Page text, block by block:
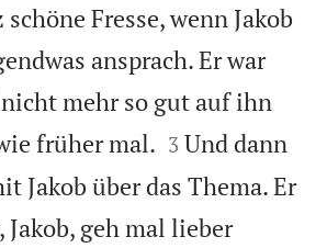
schöne Fresse, wenn Jakob
ansprach. Er war
mehr so gut auf ihn
früher mal. 

3 Und dann
Jakob über das Thema. Er
Jakob, geh mal lieber